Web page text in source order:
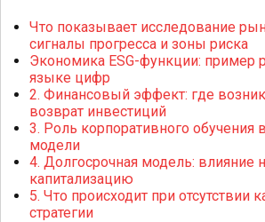
Что показывает исследование
сигналы прогресса и зоны риска
Экономика ESG-функции: пример
языке цифр
2. Финансовый эффект: где
возврат инвестиций
3. Роль корпоративного обучения
модели
4. Долгосрочная модель: влияние
капитализацию
5. Что происходит при отсутствии
стратегии